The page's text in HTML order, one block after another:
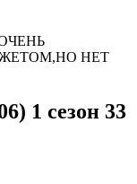
НЕТ
1 сезон 33